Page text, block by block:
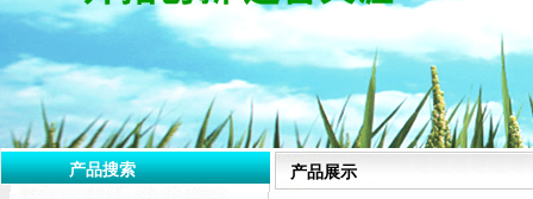
产品搜索 产品展示